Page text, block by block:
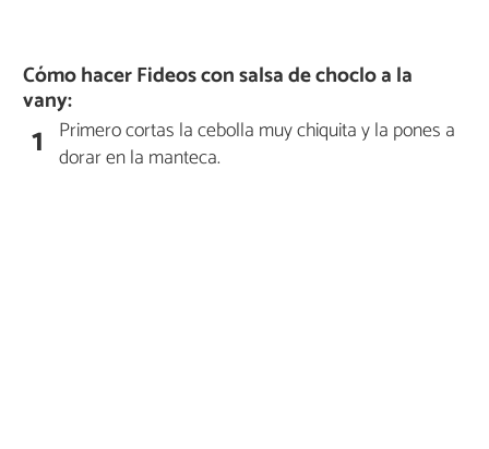
Cómo hacer Fideos con salsa de choclo a la
vany:
1 Primero cortas la cebolla muy chiquita y la pones a
dorar en la manteca.